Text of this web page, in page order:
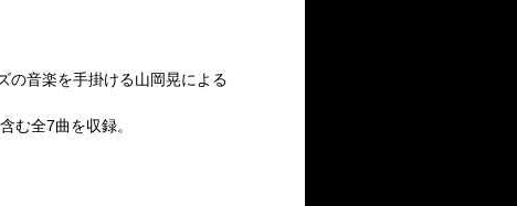
の音楽を手掛ける山岡晃による
む全7曲を収録。